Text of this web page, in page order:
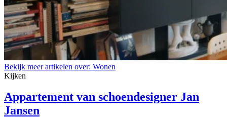
Bekijk meer artikelen over: Wonen
Kijken
Appartement van schoendesigner Jan
Jansen